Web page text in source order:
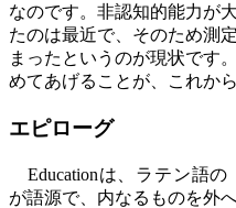
なのです。非認知的能力が
たのは最近で、そのため測
まったというのが現状です
めてあげることが、これか
エピローグ
Educationは、ラテン語の
が語源で、内なるものを外